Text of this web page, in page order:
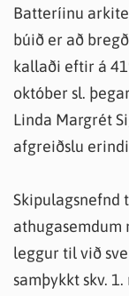
Batteríinu
búið er að
kallaði eftir á
október sl.
Linda Margrét
afgreiðslu
Skipulagsnefnd
leggur til við
samþykkt skv.